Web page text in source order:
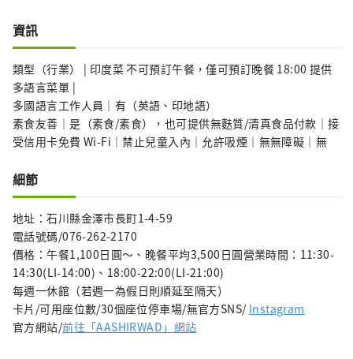
資訊
類型（行業） | 印度菜 不可預訂午餐，僅可預訂晚餐 18:00 提供
多語言菜單 |
多國語言工作人員｜有（英語、印地語）
素食友善｜是（素食/素食），也可提供無麩質/清真食品付款｜接
受信用卡免費 Wi-Fi｜禁止兒童入內｜允許吸煙｜無無障礙｜無
細節
地址：石川縣金澤市長町1-4-59
電話號碼/076-262-2170
價格：午餐1,100日圓～、晚餐平均3,500日圓營業時間：11:30-
14:30(LI-14:00)、18:00-22:00(LI-21:00)
每週一休館（若週一為假日則順延至隔天）
卡片/可用座位數/30個座位停車場/無官方SNS/ Instagram
官方網站/前往「AASHIRWAD」網站